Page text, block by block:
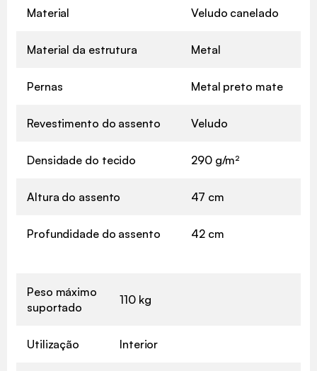
Material Veludo canelado
Material da estrutura Metal
Pernas Metal preto mate
Revestimento do assento Veludo
Densidade do tecido 290 g/m²
Altura do assento 47 cm
Profundidade do assento 42 cm
Peso máximo
suportado
110 kg
Utilização Interior